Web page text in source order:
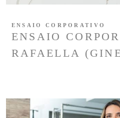
ENSAIO
RAFAELLA
ENSAIO CORPORATIVO